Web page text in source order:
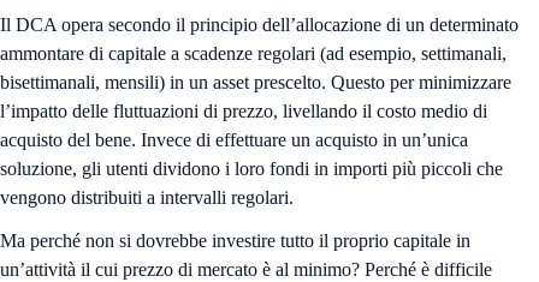
Il DCA opera secondo il principio dell’allocazione di un determinato
ammontare di capitale a scadenze regolari (ad esempio, settimanali,
bisettimanali, mensili) in un asset prescelto. Questo per minimizzare
l’impatto delle fluttuazioni di prezzo, livellando il costo medio di
acquisto del bene. Invece di effettuare un acquisto in un’unica
soluzione, gli utenti dividono i loro fondi in importi più piccoli che
vengono distribuiti a intervalli regolari.
Ma perché non si dovrebbe investire tutto il proprio capitale in
un’attività il cui prezzo di mercato è al minimo? Perché è difficile